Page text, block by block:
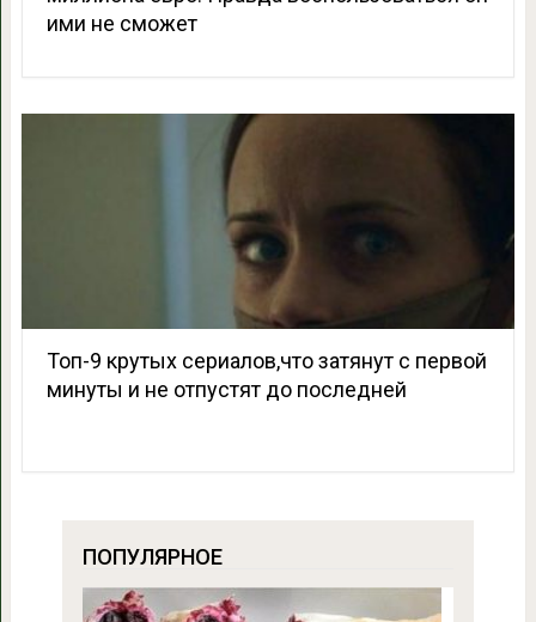
ими не сможет
Топ-9 крутых сериалов,что затянут с первой
минуты и не отпустят до последней
ПОПУЛЯРНОЕ